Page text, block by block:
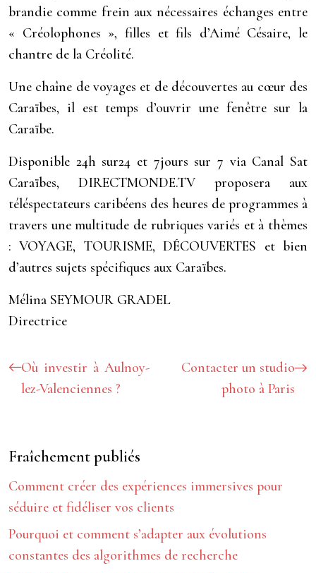
brandie comme frein aux nécessaires échanges entre
« Créolophones », filles et fils d’Aimé Césaire, le
chantre de la Créolité.
Une chaîne de voyages et de découvertes au cœur des
Caraïbes, il est temps d’ouvrir une fenêtre sur la
Caraïbe.
Disponible 24h sur24 et 7jours sur 7 via Canal Sat
Caraïbes, DIRECTMONDE.TV proposera aux
téléspectateurs caribéens des heures de programmes à
travers une multitude de rubriques variés et à thèmes
: VOYAGE, TOURISME, DÉCOUVERTES et bien
d’autres sujets spécifiques aux Caraïbes.
Mélina SEYMOUR GRADEL
Directrice
Où investir à Aulnoy-
lez-Valenciennes ?
Contacter un studio
photo à Paris
Fraîchement publiés
Comment créer des expériences immersives pour
séduire et fidéliser vos clients
Pourquoi et comment s’adapter aux évolutions
constantes des algorithmes de recherche